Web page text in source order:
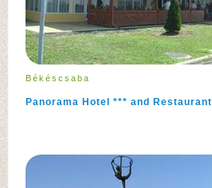
Békéscsaba
Panorama Hotel *** and Restaurant